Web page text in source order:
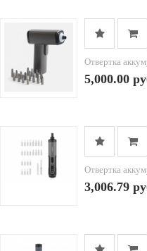
Отвертка
5,000.00
Отвертка
3,006.79